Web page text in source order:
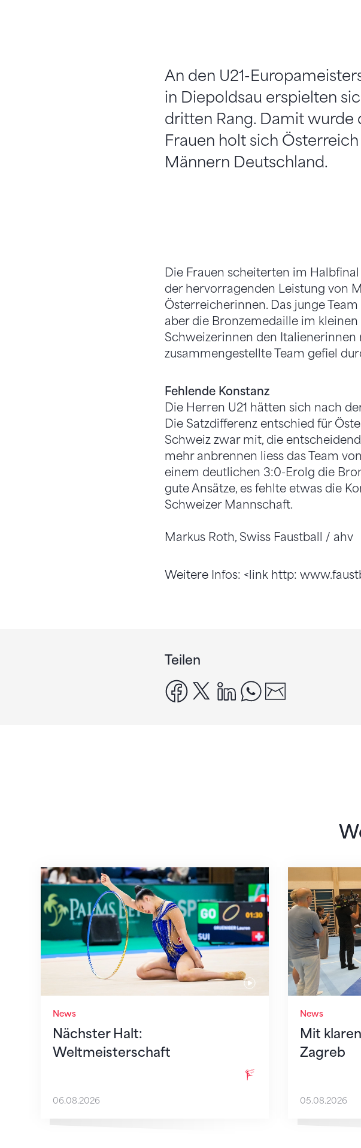
An den U21-
in Diepoldsau erspielten
dritten Rang. Damit wurde
Frauen holt sich
Männern Deutschland.
Die Frauen scheiterten im
der hervorragenden Leistung von
Österreicherinnen. Das junge
aber die Bronzemedaille im
Schweizerinnen den Italienerinnen
zusammengestellte Team gefiel
Fehlende Konstanz
Die Herren U21 hätten sich nach
Die Satzdifferenz entschied für
Schweiz zwar mit, die
mehr anbrennen liess das Team
einem deutlichen 3:0-Erolg die
gute Ansätze, es fehlte etwas die
Schweizer Mannschaft.
Markus Roth, Swiss Faustball / ahv
Weitere Infos: <link http:
Teilen
facebook
x linkedinwhatsapp
News
Nächster Halt:
Weltmeisterschaft
Nächster Halt: Weltmeisterschaft
06.08.2026
News
Mit
Zagreb
Mit klaren
05.08.2026